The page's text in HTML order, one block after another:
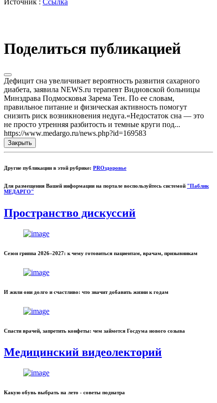
Источник : Ссылка
Поделиться публикацией
Дефицит сна увеличивает вероятность развития сахарного
диабета, заявила NEWS.ru терапевт Видновской больницы
Минздрава Подмосковья Зарема Тен. По ее словам,
правильное питание и физическая активность помогут
снизить риск возникновения недуга.«Недостаток сна — это
не просто утренняя разбитость и темные круги под...
https://www.medargo.ru/news.php?id=169583
Закрыть
Другие публикации в этой рубрике: PROздоровье
Для размещения Вашей информации на портале воспользуйтесь системой "Паблик
МЕДАРГО"
Пространство дискуссий
Сезон гриппа 2026–2027: к чему готовиться пациентам, врачам, призывникам
И жили они долго и счастливо: что значит добавить жизни к годам
Спасти врачей, запретить конфеты: чем займется Госдума нового созыва
Медицинский видеолекторий
Какую обувь выбрать на лето - советы подиатра